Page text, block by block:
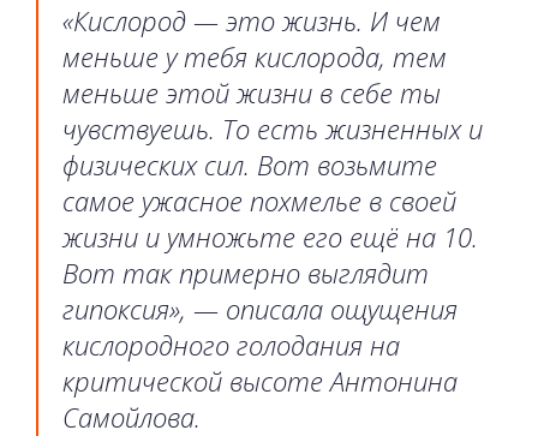
«Кислород — это жизнь. И чем
меньше у тебя кислорода, тем
меньше этой жизни в себе ты
чувствуешь. То есть жизненных и
физических сил. Вот возьмите
самое ужасное похмелье в своей
жизни и умножьте его ещё на 10.
Вот так примерно выглядит
гипоксия», — описала ощущения
кислородного голодания на
критической высоте Антонина
Самойлова.